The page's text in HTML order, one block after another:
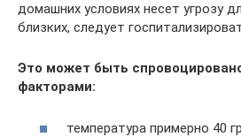
домашних условиях несет угрозу
близких, следует
Это может быть
факторами:
температура примерно 40